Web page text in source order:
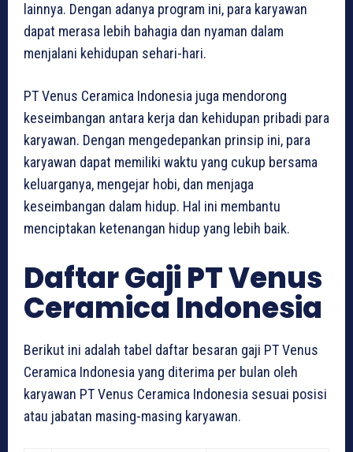
lainnya. Dengan adanya program ini, para karyawan
dapat merasa lebih bahagia dan nyaman dalam
menjalani kehidupan sehari-hari.
PT Venus Ceramica Indonesia juga mendorong
keseimbangan antara kerja dan kehidupan pribadi para
karyawan. Dengan mengedepankan prinsip ini, para
karyawan dapat memiliki waktu yang cukup bersama
keluarganya, mengejar hobi, dan menjaga
keseimbangan dalam hidup. Hal ini membantu
menciptakan ketenangan hidup yang lebih baik.
Daftar Gaji PT Venus
Ceramica Indonesia
Berikut ini adalah tabel daftar besaran gaji PT Venus
Ceramica Indonesia yang diterima per bulan oleh
karyawan PT Venus Ceramica Indonesia sesuai posisi
atau jabatan masing-masing karyawan.